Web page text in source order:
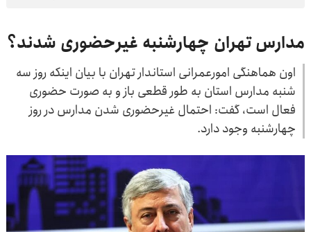
مدارس تهران چهارشنبه غیرحضوری شدند؟
اون هماهنگی امورعمرانی استاندار تهران با بیان اینکه روز سه
شنبه مدارس استان به طور قطعی باز و به صورت حضوری
فعال است، گفت: احتمال غیرحضوری شدن مدارس در روز
چهارشنبه وجود دارد.